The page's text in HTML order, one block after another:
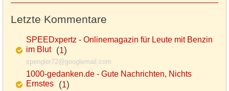
Letzte Kommentare
SPEEDxpertz - Onlinemagazin für Leute mit Benzin
im Blut(1)
spengler72@googlemail.com
1000-gedanken.de - Gute Nachrichten, Nichts
Ernstes (1)